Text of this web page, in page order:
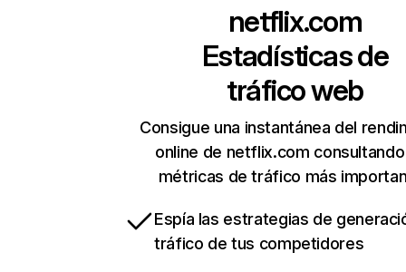
netflix.com
Estadísticas de
tráfico web
Consigue una instantánea del
online de netflix.com
métricas de tráfico más
Espía las estrategias de
tráfico de tus competidores